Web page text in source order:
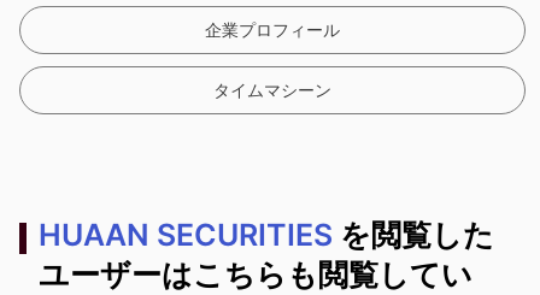
企業プロフィール
タイムマシーン
HUAAN SECURITIES を閲覧した
ユーザーはこちらも閲覧してい